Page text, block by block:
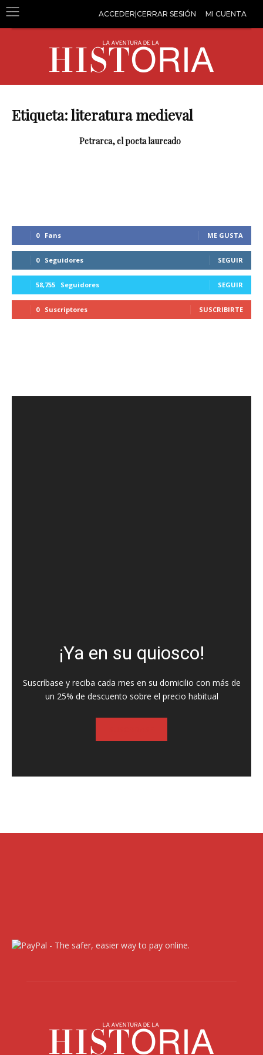
ACCEDER|CERRAR SESIÓN MI CUENTA
Etiqueta: literatura medieval
Petrarca, el poeta laureado
0 Fans ME GUSTA
0 Seguidores SEGUIR
58,755 Seguidores SEGUIR
0 Suscriptores SUSCRIBIRTE
¡Ya en su quiosco!
Suscríbase y reciba cada mes en su domicilio con más de
un 25% de descuento sobre el precio habitual